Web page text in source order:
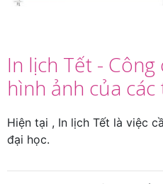
In lịch Tết -
hình ảnh của
Hiện tại , In lịch Tết là việc
đại học.